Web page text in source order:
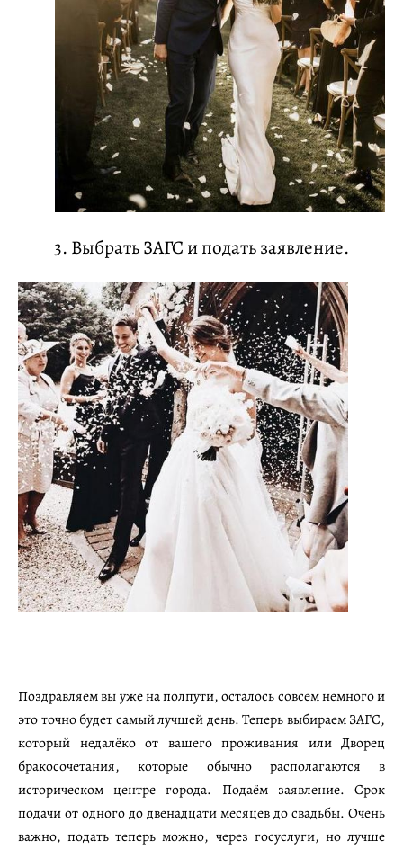
3. Выбрать ЗАГС и подать заявление.
Поздравляем вы уже на полпути, осталось совсем немного и
это точно будет самый лучшей день. Теперь выбираем ЗАГС,
который недалёко от вашего проживания или Дворец
бракосочетания, которые обычно располагаются в
историческом центре города. Подаём заявление. Срок
подачи от одного до двенадцати месяцев до свадьбы. Очень
важно, подать теперь можно, через госуслуги, но лучше